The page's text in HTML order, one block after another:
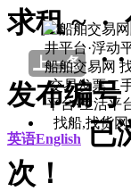
求租 ~ ·
上一条 ·
发布编号
英语English 已
次！